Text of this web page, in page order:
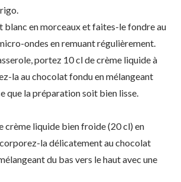
blanc en morceaux et faites-le fondre au
ondes en remuant régulièrement.
portez 10 cl de crème liquide à
la au chocolat fondu en mélangeant
que la préparation soit bien lisse.
crème liquide bien froide (20 cl) en
la délicatement au chocolat
du bas vers le haut avec une